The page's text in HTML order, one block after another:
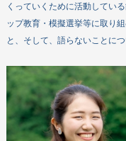
くっていくために活動してい
ップ教育・模擬選挙等に取り
と、そして、語らないことにつ